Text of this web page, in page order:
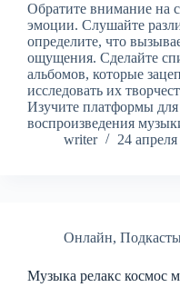
Обратите внимание на
эмоции. Слушайте
определите, что
ощущения. Сделайте
альбомов, которые
исследовать их
Изучите платформы для
воспроизведения
writer
24
Онлайн,
Музыка релакс космос